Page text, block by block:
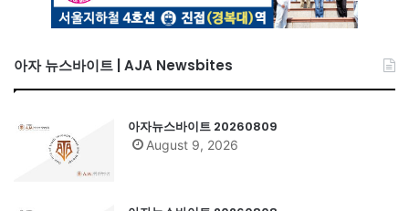
아자 뉴스바이트 | AJA Newsbites
아자뉴스바이트 20260809
August 9, 2026